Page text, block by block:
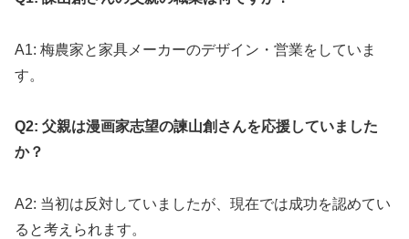
A1: 梅農家と家具メーカーのデザイン・営業をしていま
す。
Q2: 父親は漫画家志望の諫山創さんを応援していました
か？
A2: 当初は反対していましたが、現在では成功を認めてい
ると考えられます。